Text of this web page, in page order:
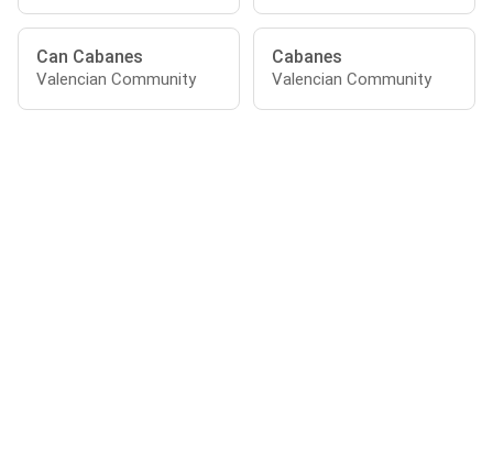
Can Cabanes
Valencian Community
Cabanes
Valencian Community